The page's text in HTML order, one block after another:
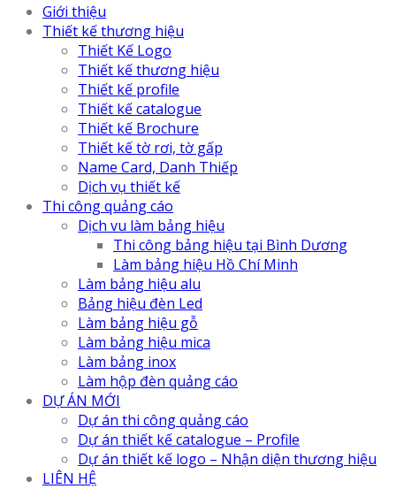
Giới thiệu
Thiết kế thương hiệu
Thiết Kế Logo
Thiết kế thương hiệu
Thiết kế profile
Thiết kế catalogue
Thiết kế Brochure
Thiết kế tờ rơi, tờ gấp
Name Card, Danh Thiếp
Dịch vụ thiết kế
Thi công quảng cáo
Dịch vu làm bảng hiệu
Thi công bảng hiệu tại Bình Dương
Làm bảng hiệu Hồ Chí Minh
Làm bảng hiệu alu
Bảng hiệu đèn Led
Làm bảng hiệu gỗ
Làm bảng hiệu mica
Làm bảng inox
Làm hộp đèn quảng cáo
DỰ ÁN MỚI
Dự án thi công quảng cáo
Dự án thiết kế catalogue – Profile
Dự án thiết kế logo – Nhận diện thương hiệu
LIÊN HỆ